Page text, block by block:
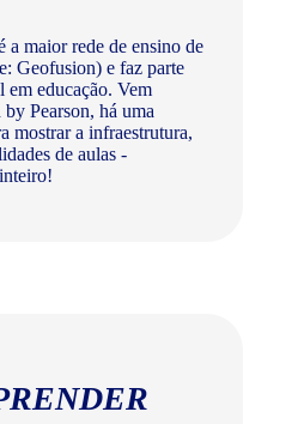
a maior rede de ensino de
Geofusion) e faz parte
em educação. Vem
Pearson, há uma
mostrar a infraestrutura,
de aulas -